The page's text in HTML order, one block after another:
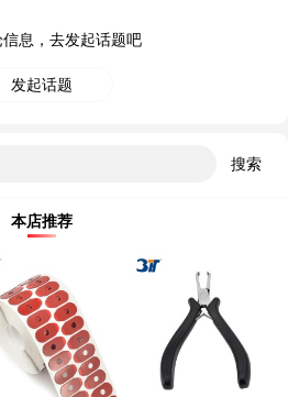
息，去发起话题吧
发起话题
搜索
本店推荐